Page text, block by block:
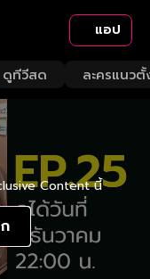
แอป
ดูทีวีสด ละครแนวตั้
Content นี้